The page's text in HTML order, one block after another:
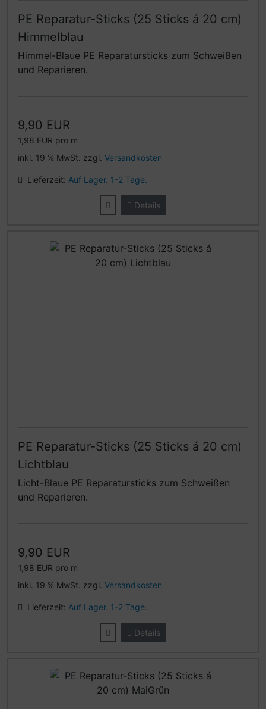
PE Reparatur-Sticks (25 Sticks á 20 cm)
Himmelblau
Himmel-Blaue PE Reparatursticks zum Schweißen
und Reparieren.
9,90 EUR
1,98 EUR pro m
inkl. 19 % MwSt. zzgl. Versandkosten
Lieferzeit: Auf Lager. 1-2 Tage.
Details
PE Reparatur-Sticks (25 Sticks á 20 cm)
Lichtblau
Licht-Blaue PE Reparatursticks zum Schweißen
und Reparieren.
9,90 EUR
1,98 EUR pro m
inkl. 19 % MwSt. zzgl. Versandkosten
Lieferzeit: Auf Lager. 1-2 Tage.
Details